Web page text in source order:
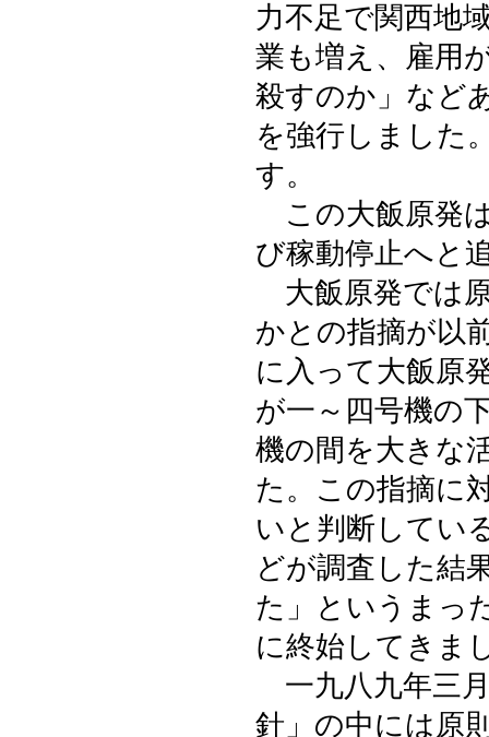
力不足で関西地
業も増え、雇用
殺すのか」など
を強行しました
す。
この大飯原発
び稼動停止へと
大飯原発では
かとの指摘が以
に入って大飯原
が一～四号機の
機の間を大きな
た。この指摘に
いと判断してい
どが調査した結
た」というまっ
に終始してきま
一九八九年三
針」の中には原